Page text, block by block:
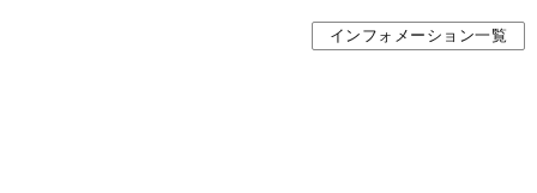
インフォメーション一覧